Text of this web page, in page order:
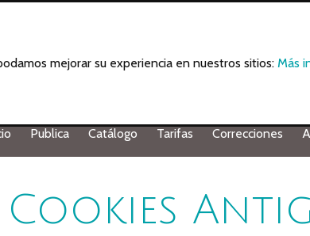
Publica Catálogo Tarifas Correcciones
mejorar su experiencia en nuestros sitios: Más